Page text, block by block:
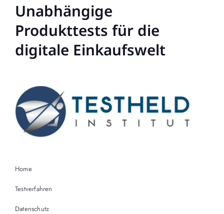
Unabhängige
Produkttests für die
digitale Einkaufswelt
Home
Testverfahren
Datenschutz